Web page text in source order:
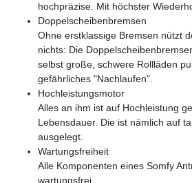
hochpräzise. Mit höchster
Doppelscheibenbremsen
Ohne erstklassige Bremsen nützt
nichts: Die
selbst große, schwere Rollläden
gefährliches "Nachlaufen".
Hochleistungsmotor
Alles an ihm ist auf Hochleistung
Lebensdauer. Die ist nämlich auf
ausgelegt.
Wartungsfreiheit
Alle Komponenten eines Somfy
wartungsfrei.